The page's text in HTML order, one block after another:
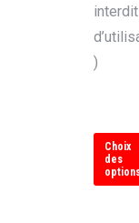
interdit
)
Choix
des